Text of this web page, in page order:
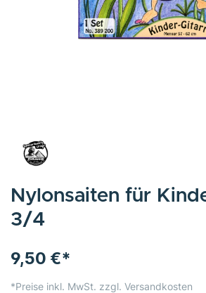
9,50 €*
*Preise inkl. MwSt. zzgl. Versandkosten
Nylonsaiten für
3/4